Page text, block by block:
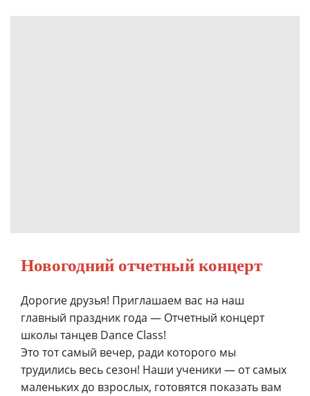
Новогодний отчетный концерт
Дорогие друзья! Приглашаем вас на наш
главный праздник года — Отчетный концерт
школы танцев Dance Class!
Это тот самый вечер, ради которого мы
трудились весь сезон! Наши ученики — от самых
маленьких до взрослых, готовятся показать вам